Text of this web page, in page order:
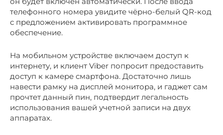
телефонного номера увидите чёрно-белый QR-код
с предложением активировать программное
обеспечение.
На мобильном устройстве включаем доступ к
интернету, и клиент Viber попросит предоставить
доступ к камере смартфона. Достаточно лишь
навести рамку на дисплей монитора, и гаджет сам
прочтет данный пин, подтвердит легальность
использования вашей учетной записи на двух
аппаратах.